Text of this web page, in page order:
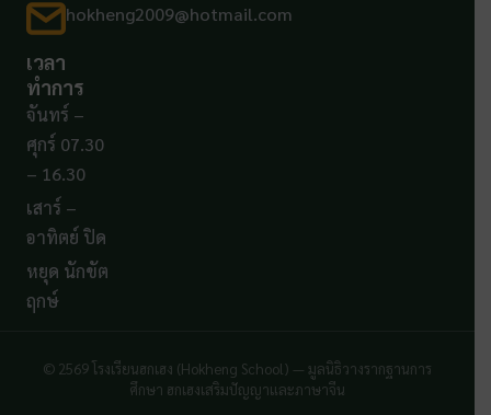
hokheng2009@hotmail.com
เวลา
ทำการ
จันทร์ –
ศุกร์ 07.30
– 16.30
เสาร์ –
อาทิตย์ ปิด
หยุด นักขัต
ฤกษ์
© 2569 โรงเรียนฮกเฮง (Hokheng School) — มูลนิธิวางรากฐานการ
ศึกษา ฮกเฮงเสริมปัญญาและภาษาจีน